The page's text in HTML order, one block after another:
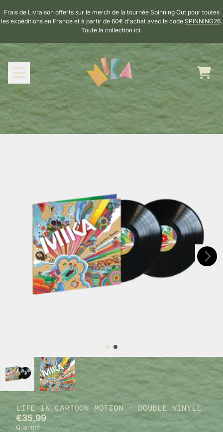
Frais de Livraison offerts sur le merch de la tournée Spinning Out pour toutes
les expéditions en France et à partir de 60€ d'achat avec le code SPINNING26.
Toute la collection ici.
Suivant
LIFE IN CARTOON MOTION - DOUBLE VINYLE
€35,99
Quantité